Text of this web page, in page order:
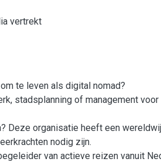
vertrekt
te leven als digital nomad?
stadsplanning of management voor
Deze organisatie heeft een
nodig zijn.
van actieve reizen vanuit